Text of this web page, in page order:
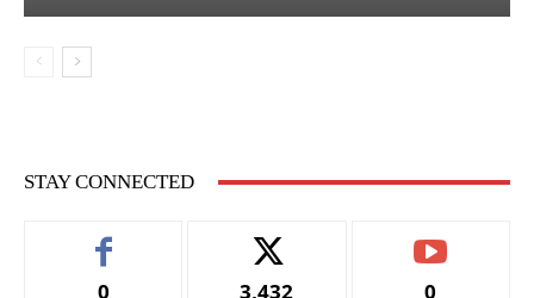
STAY CONNECTED
0 3,432 0